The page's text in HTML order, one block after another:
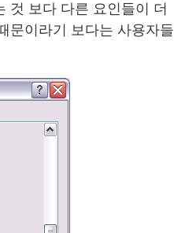
것 보다 다른 요인들이 더
문이라기 보다는 사용자들